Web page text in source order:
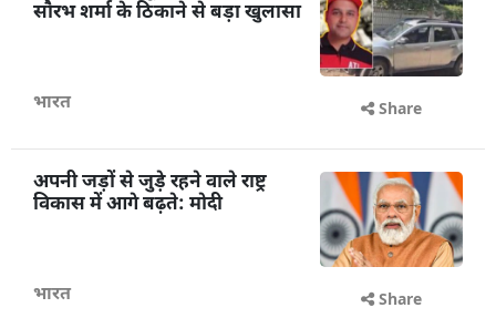
सौरभ शर्मा के ठिकाने से बड़ा खुलासा
भारत Share
अपनी जड़ों से जुड़े रहने वाले राष्ट्र
विकास में आगे बढ़ते: मोदी
भारत Share